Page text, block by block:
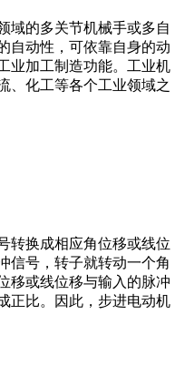
域的多关节机械手或多自
自动性，可依靠自身的动
业加工制造功能。工业机
、化工等各个工业领域之
转换成相应角位移或线位
信号，转子就转动一个角
移或线位移与输入的脉冲
正比。因此，步进电动机